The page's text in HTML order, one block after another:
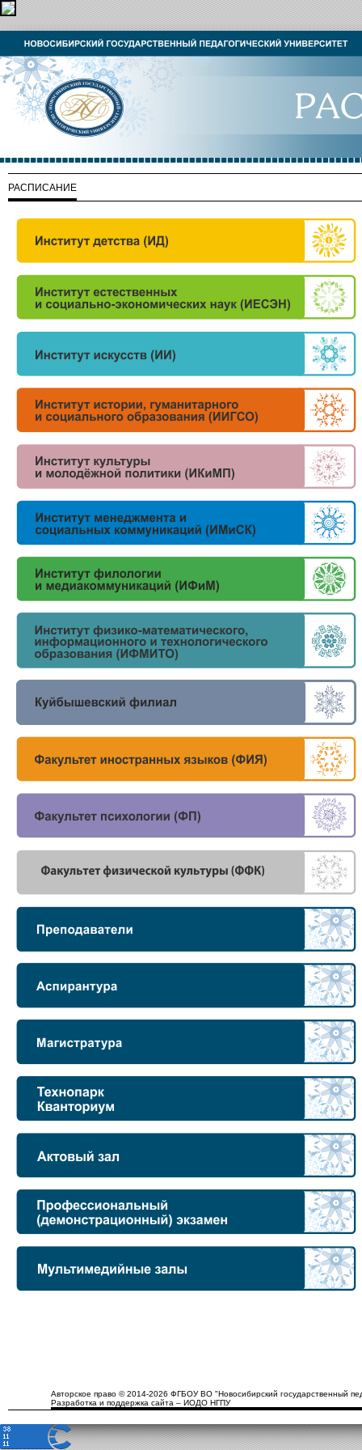
РАСПИСАНИЕ
Авторское право © 2014-2026 ФГБОУ ВО "Новосибирский государственный
Разработка и поддержка сайта – ИОДО НГПУ